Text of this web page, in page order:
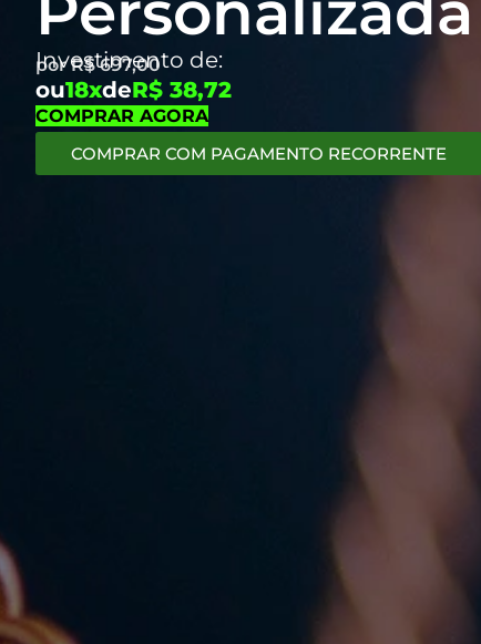
Investimento de:
porR$697,00
ou18xdeR$ 38,72
COMPRAR AGORA
COMPRAR COM PAGAMENTO RECORRENTE